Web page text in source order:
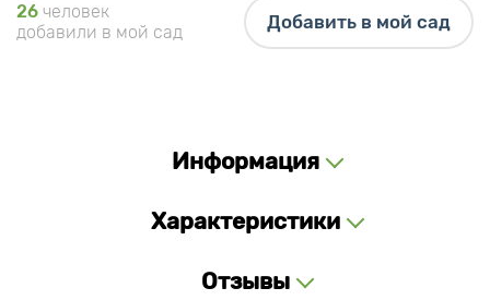
26 человек
добавили в мой сад
Добавить в мой сад
Информация
Характеристики
Отзывы